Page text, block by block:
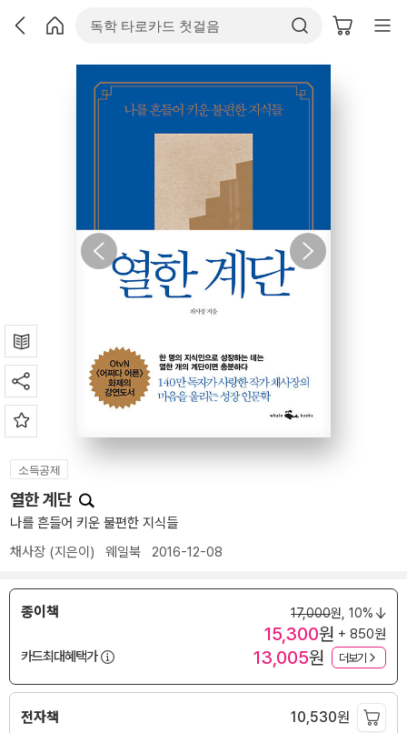
소득공제
열한 계단
나를 흔들어 키운 불편한 지식들
채사장 (지은이) 웨일북 2016-12-08
종이책 17,000원, 10%
15,300원 + 850원
카드최대혜택가
13,005원 더보기
전자책 10,530원